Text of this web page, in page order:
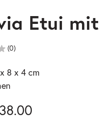
Etui mit
(0)
8 x 4 cm